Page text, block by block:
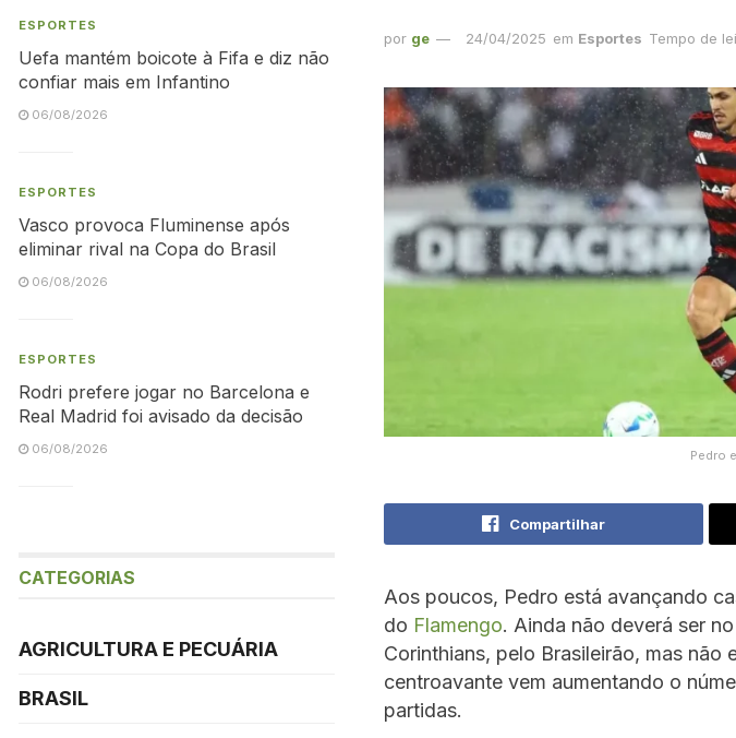
por ge 24/04/2025 em Esportes Tempo de
Pedro
Compartilhar
Aos poucos, Pedro está avançando
do Flamengo. Ainda não deverá ser
Corinthians, pelo Brasileirão, mas não
centroavante vem aumentando o
partidas.
ESPORTES
Uefa mantém boicote à Fifa e diz não
confiar mais em Infantino
06/08/2026
ESPORTES
Vasco provoca Fluminense após
eliminar rival na Copa do Brasil
06/08/2026
ESPORTES
Rodri prefere jogar no Barcelona e
Real Madrid foi avisado da decisão
06/08/2026
CATEGORIAS
AGRICULTURA E PECUÁRIA
BRASIL